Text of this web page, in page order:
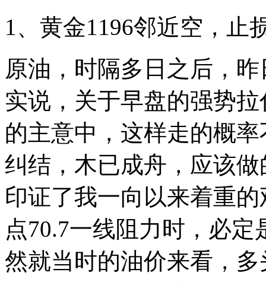
1、黄金1196邻近空，止
原油，时隔多日之后，
实说，关于早盘的强势
的主意中，这样走的概
纠结，木已成舟，应该
印证了我一向以来着重
点70.7一线阻力时，必
然就当时的油价来看，